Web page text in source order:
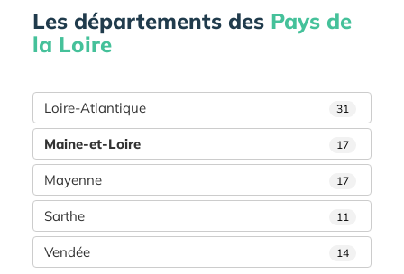
Les départements des Pays de
la Loire
Loire-Atlantique 31
Maine-et-Loire 17
Mayenne 17
Sarthe 11
Vendée 14